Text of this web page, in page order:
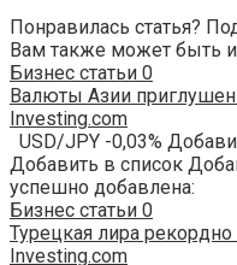
Понравилась статья?
Вам также может быть
Бизнес статьи 0
Валюты Азии
Investing.com
USD/JPY -0,03%
Добавить в список
успешно добавлена:
Бизнес статьи 0
Турецкая лира
Investing.com